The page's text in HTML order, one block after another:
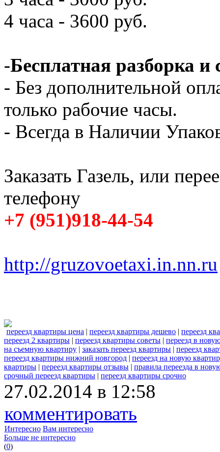
4 часа - 3600 руб.
-Бесплатная разборка и
- Без дополнительной
только рабочие часы.
- Всегда в Наличии
Заказать Газель, или
телефону
+7 (951)918-44-54
http://gruzovoetaxi.in.nn.ru
переезд квартиры цена | переезд квартиры дешево | переезд
переезд 2 квартиры | переезд квартиры советы | переезд в
на съемную квартиру | заказать переезд квартиры | переезд
переезд квартиры нижний новгород | переезд на новую
квартиры | переезд квартиры отзывы | правила переезда в
срочный переезд квартиры | переезд квартиры срочно
27.02.2014 в 12:58
комментировать
Интересно Вам интересно
Больше не интересно
(0)